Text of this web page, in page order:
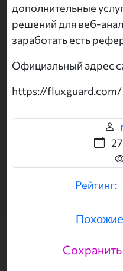
дополнительные
решений для веб-
заработать есть
Официальный адрес
https://fluxguard.com/
Рейтинг: